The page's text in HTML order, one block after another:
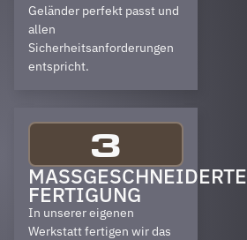
Geländer perfekt passt und
allen
Sicherheitsanforderungen
entspricht.
3
MASSGESCHNEIDERTE F
ERTIGUNG
In unserer eigenen
Werkstatt fertigen wir das